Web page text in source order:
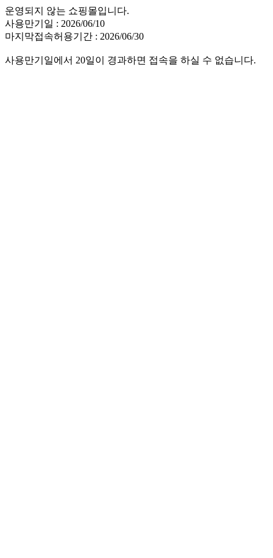
운영되지 않는 쇼핑몰입니다.
사용만기일 : 2026/06/10
마지막접속허용기간 : 2026/06/30
사용만기일에서 20일이 경과하면 접속을 하실 수 없습니다.